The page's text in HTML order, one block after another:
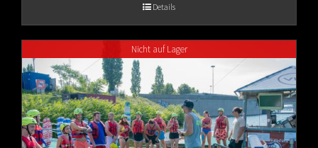
€80.00
Details
Nicht auf Lager